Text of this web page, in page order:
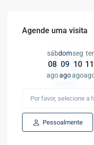
Agende uma visita
sáb
08
ago
dom
09
ago
seg
10
ago
ter
11
Pessoalmente